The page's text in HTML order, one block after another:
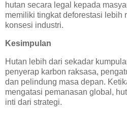
hutan secara legal kepada
memiliki tingkat deforestasi lebih
konsesi industri.
Kesimpulan
Hutan lebih dari sekadar
penyerap karbon raksasa,
dan pelindung masa depan.
mengatasi pemanasan global,
inti dari strategi.